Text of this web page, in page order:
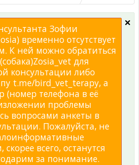
Зофии
временно отсутствует
К ней можно обратиться
для
консультации либо
t.me/bird_vet_terapy, а
(номер телефона в её
проблемы
вопросами анкеты в
Пожалуйста, не
всего, останутся
за понимание.